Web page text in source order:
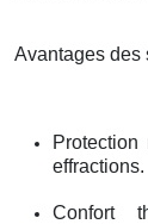
Avantages des
effractions.
Confort